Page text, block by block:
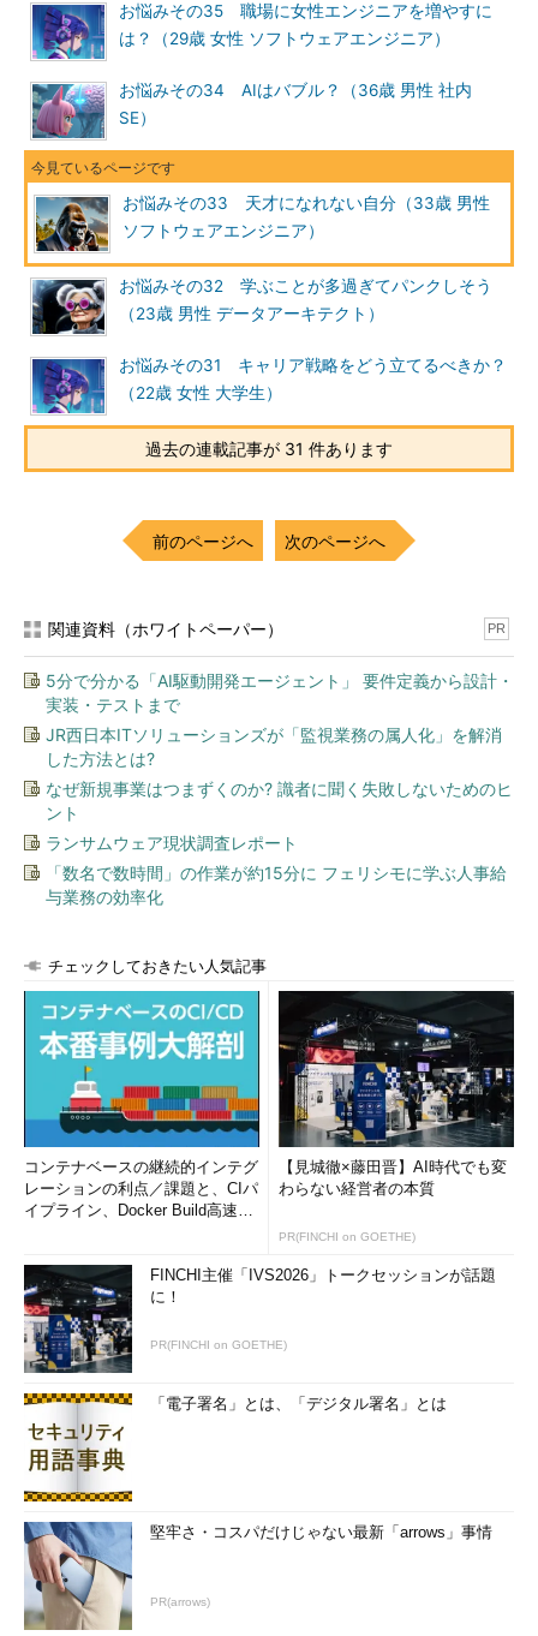
お悩みその35 職場に女性エンジニアを増やすに
は？（29歳 女性 ソフトウェアエンジニア）
お悩みその34 AIはバブル？（36歳 男性 社内
SE）
お悩みその33 天才になれない自分（33歳 男性
ソフトウェアエンジニア）
お悩みその32 学ぶことが多過ぎてパンクしそう
（23歳 男性 データアーキテクト）
お悩みその31 キャリア戦略をどう立てるべきか？
（22歳 女性 大学生）
過去の連載記事が 31 件あります
前のページへ 次のページへ
関連資料（ホワイトペーパー） PR
5分で分かる「AI駆動開発エージェント」 要件定義から設計・
実装・テストまで
JR西日本ITソリューションズが「監視業務の属人化」を解消
した方法とは?
なぜ新規事業はつまずくのか? 識者に聞く失敗しないためのヒ
ント
ランサムウェア現状調査レポート
「数名で数時間」の作業が約15分に フェリシモに学ぶ人事給
与業務の効率化
チェックしておきたい人気記事
コンテナベースの継続的インテグ
レーションの利点／課題と、CIパ
イプライン、Docker Build高速化
【見城徹×藤田晋】AI時代でも変
わらない経営者の本質
PR(FINCHI on GOETHE)
FINCHI主催「IVS2026」トークセッションが話題
に！
PR(FINCHI on GOETHE)
「電子署名」とは、「デジタル署名」とは
堅牢さ・コスパだけじゃない最新「arrows」事情
PR(arrows)